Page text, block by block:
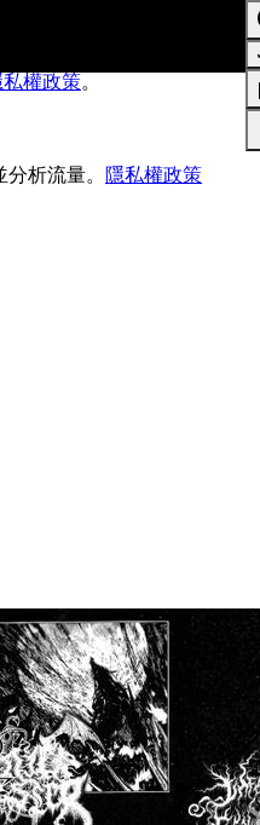
體驗並分析網站流量。
私權政策。
析流量。 隱私權政策